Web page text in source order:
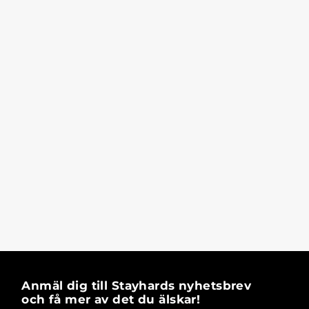
Anmäl dig till Stayhards nyhetsbrev
och få mer av det du älskar!